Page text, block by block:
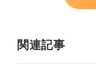
関連記事